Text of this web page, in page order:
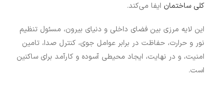
کلی ساختمان ایفا می‌کند.
این لایه مرزی بین فضای داخلی و دنیای بیرون، مسئول تنظیم
نور و حرارت، حفاظت در برابر عوامل جوی، کنترل صدا، تامین
امنیت، و در نهایت، ایجاد محیطی آسوده و کارآمد برای ساکنین
است.